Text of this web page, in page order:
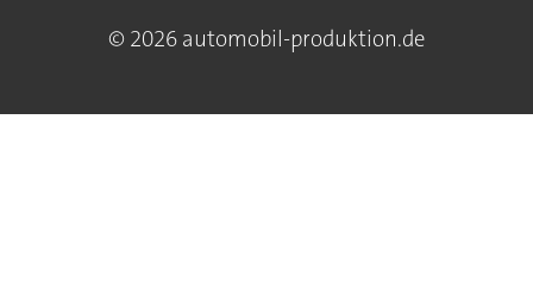
© 2026 automobil-produktion.de